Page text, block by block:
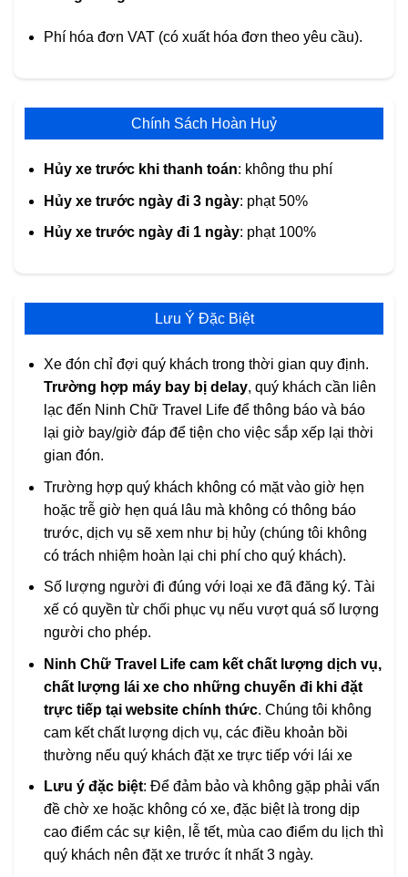
Phí hóa đơn VAT (có xuất hóa đơn theo yêu cầu).
Chính Sách Hoàn Huỷ
Hủy xe trước khi thanh toán: không thu phí
Hủy xe trước ngày đi 3 ngày: phạt 50%
Hủy xe trước ngày đi 1 ngày: phạt 100%
Lưu Ý Đặc Biệt
Xe đón chỉ đợi quý khách trong thời gian quy định.
Trường hợp máy bay bị delay, quý khách cần liên
lạc đến Ninh Chữ Travel Life để thông báo và báo
lại giờ bay/giờ đáp để tiện cho việc sắp xếp lại thời
gian đón.
Trường hợp quý khách không có mặt vào giờ hẹn
hoặc trễ giờ hẹn quá lâu mà không có thông báo
trước, dịch vụ sẽ xem như bị hủy (chúng tôi không
có trách nhiệm hoàn lại chi phí cho quý khách).
Số lượng người đi đúng với loại xe đã đăng ký. Tài
xế có quyền từ chối phục vụ nếu vượt quá số lượng
người cho phép.
Ninh Chữ Travel Life cam kết chất lượng dịch vụ,
chất lượng lái xe cho những chuyến đi khi đặt
trực tiếp tại website chính thức. Chúng tôi không
cam kết chất lượng dịch vụ, các điều khoản bồi
thường nếu quý khách đặt xe trực tiếp với lái xe
Lưu ý đặc biệt: Để đảm bảo và không gặp phải vấn
đề chờ xe hoặc không có xe, đặc biệt là trong dịp
cao điểm các sự kiện, lễ tết, mùa cao điểm du lịch thì
quý khách nên đặt xe trước ít nhất 3 ngày.